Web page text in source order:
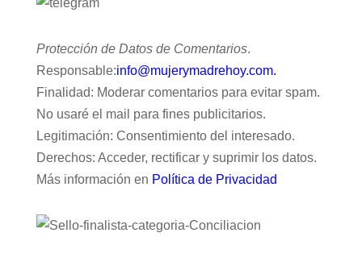
Protección de Datos de Comentarios.
Responsable:info@mujerymadrehoy.com.
Finalidad: Moderar comentarios para evitar spam.
No usaré el mail para fines publicitarios.
Legitimación: Consentimiento del interesado.
Derechos: Acceder, rectificar y suprimir los datos.
Más información en Política de Privacidad